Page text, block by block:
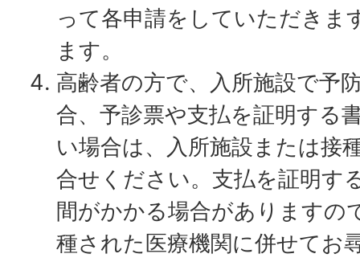
って各申請をしていただきま
ます。
高齢者の方で、入所施設で予
合、予診票や支払を証明する
い場合は、入所施設または接
合せください。支払を証明す
間がかかる場合がありますの
種された医療機関に併せてお